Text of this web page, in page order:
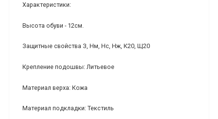
Характеристики:
Высота обуви - 12см.
Защитные свойства З, Нм, Нс, Нж, К20, Щ20
Крепление подошвы: Литьевое
Материал верха: Кожа
Материал подкладки: Текстиль